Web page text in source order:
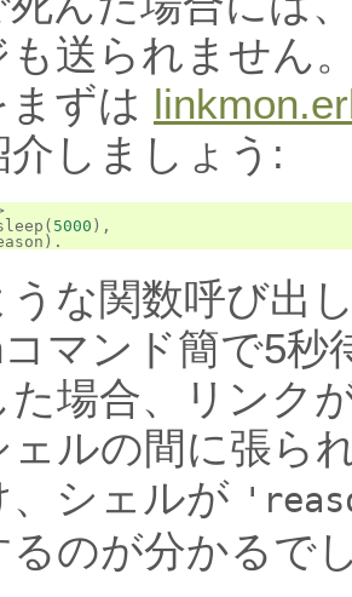
も送られません
まずは
介しましょう:
( 5000 ),
).
うな関数呼び出
マンド簡で5秒
た場合、リンク
ェルの間に張ら
、シェルが
るのが分かるで